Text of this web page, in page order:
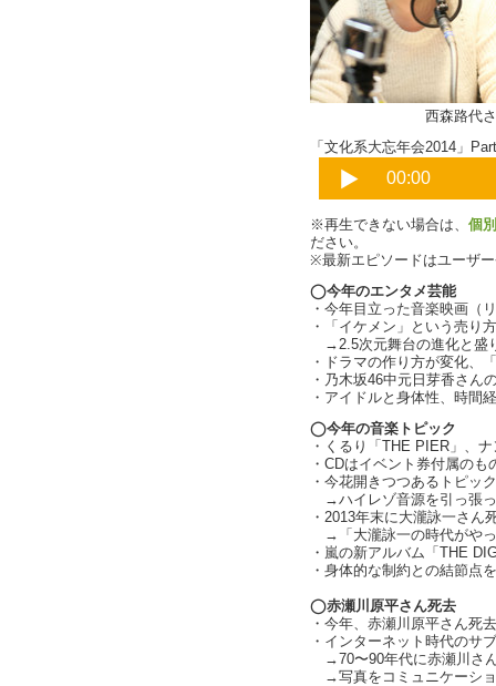
西森路代
「文化系大忘年会2014」
※再生できない場合は、 個
ださい。
※最新エピソードはユーザ
◯今年のエンタメ芸能
・今年目立った音楽映画（
・「イケメン」という売り
→2.5次元舞台の進化と盛
・ドラマの作り方が変化、
・乃木坂46中元日芽香さん
・アイドルと身体性、時間
◯今年の音楽トピック
・くるり「THE PIER」、
・CDはイベント券付属の
・今花開きつつあるトピッ
→ハイレゾ音源を引っ張
・2013年末に大瀧詠一さん
→「大瀧詠一の時代がや
・嵐の新アルバム「THE
・身体的な制約との結節点
◯赤瀬川原平さん死去
・今年、赤瀬川原平さん死
・インターネット時代のサ
→70〜90年代に赤瀬川さ
→写真をコミュニケーショ